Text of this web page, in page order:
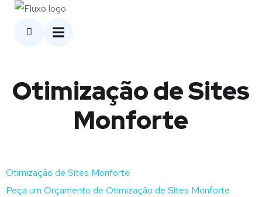
Otimização de Sites
Monforte
Otimização de Sites Monforte
Peça um Orçamento de Otimização de Sites Monforte